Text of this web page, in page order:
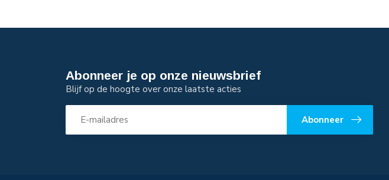
Abonneer je op onze nieuwsbrief
Blijf op de hoogte over onze laatste acties
Abonneer